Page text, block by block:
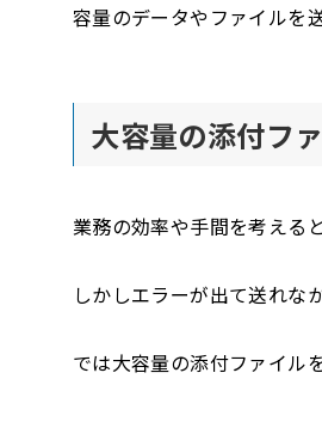
容量のデータやファイルを
大容量の添付フ
業務の効率や手間を考える
しかしエラーが出て送れな
では大容量の添付ファイル